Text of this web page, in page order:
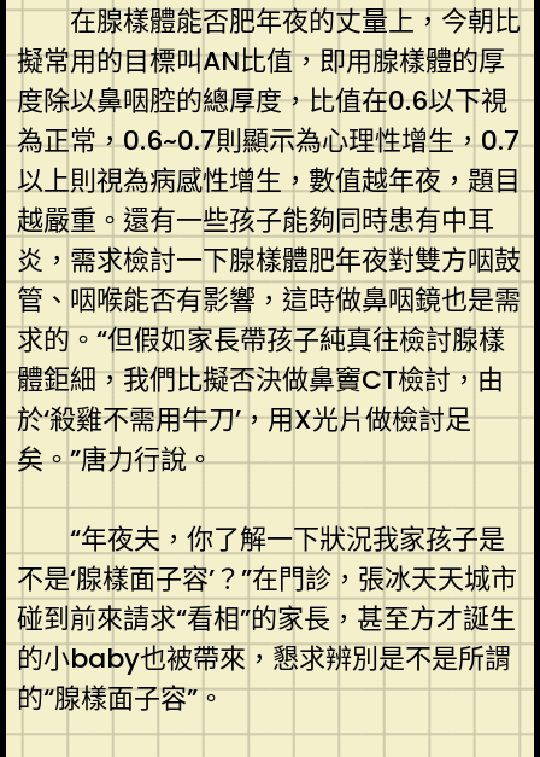
在腺樣體能否肥年夜的丈量上，今朝比
擬常用的目標叫AN比值，即用腺樣體的厚
度除以鼻咽腔的總厚度，比值在0.6以下視
為正常，0.6~0.7則顯示為心理性增生，0.7
以上則視為病感性增生，數值越年夜，題目
越嚴重。還有一些孩子能夠同時患有中耳
炎，需求檢討一下腺樣體肥年夜對雙方咽鼓
管、咽喉能否有影響，這時做鼻咽鏡也是需
求的。“但假如家長帶孩子純真往檢討腺樣
體鉅細，我們比擬否決做鼻竇CT檢討，由
於‘殺雞不需用牛刀’，用X光片做檢討足
矣。”唐力行說。
“年夜夫，你了解一下狀況我家孩子是
不是‘腺樣面子容’？”在門診，張冰天天城市
碰到前來請求“看相”的家長，甚至方才誕生
的小baby也被帶來，懇求辨別是不是所謂
的“腺樣面子容”。